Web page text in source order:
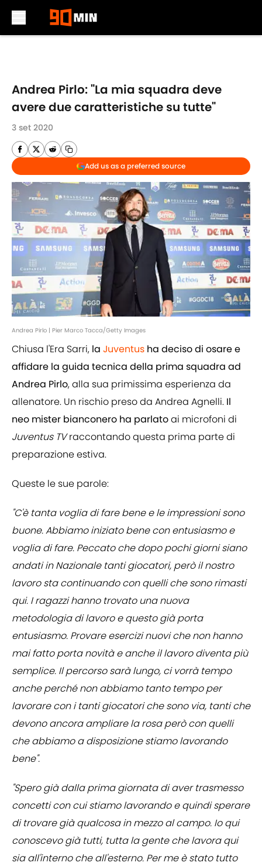
Andrea Pirlo: "La mia squadra deve
avere due caratteristiche su tutte"
3 set 2020
Add us as a preferred source
Andrea Pirlo | Pier Marco Tacca/Getty Images
Chiusa l'Era Sarri, la Juventus ha deciso di osare e
affidare la guida tecnica della prima squadra ad
Andrea Pirlo, alla sua primissima esperienza da
allenatore. Un rischio preso da Andrea Agnelli. Il
neo mister bianconero ha parlatoai microfoni di
Juventus TVraccontando questa prima parte di
preparazione estiva.
Queste le sue parole:
"C'è tanta voglia di fare bene e le impressioni sono
buone. Abbiamo iniziato bene con entusiasmo e
voglia di fare. Peccato che dopo pochi giorni siano
andati in Nazionale tanti giocatori, però il nostro
lavoro sta continuando con quelli che sono rimasti
qui. I ragazzi hanno trovato una nuova
metodologia di lavoro e questo già porta
entusiasmo. Provare esercizi nuovi che non hanno
mai fatto porta novità e anche il lavoro diventa più
semplice. Il percorso sarà lungo, ci vorrà tempo
anche perché non abbiamo tanto tempo per
lavorare con i tanti giocatori che sono via, tanti che
devono ancora ampliare la rosa però con quelli
che abbiamo a disposizione stiamo lavorando
bene".
"Spero già dalla prima giornata di aver trasmesso
concetti con cui stiamo lavorando e quindi sperare
di trovare già qualcosa in mezzo al campo. Io qui
conoscevo già tutti, tutta la gente che lavora qui
sia all'interno che all'esterno. Per me è stato tutto